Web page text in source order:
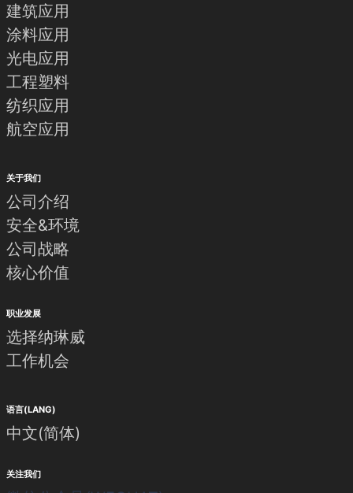
建筑应用
涂料应用
光电应用
工程塑料
纺织应用
航空应用
关于我们
公司介绍
安全&环境
公司战略
核心价值
职业发展
选择纳琳威
工作机会
语言(LANG)
中文(简体)
关注我们